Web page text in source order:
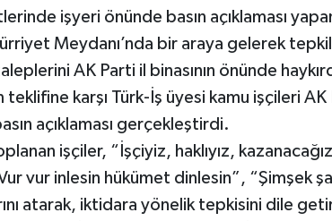
işyeri önünde basın açıklaması
Meydanı’nda bir araya gelerek
AK Parti il binasının önünde
karşı Türk-İş üyesi kamu işçileri AK
açıklaması gerçekleştirdi.
işçiler, “İşçiyiz, haklıyız,
vur inlesin hükümet dinlesin”, “Şimşek
atarak, iktidara yönelik tepkisini dile